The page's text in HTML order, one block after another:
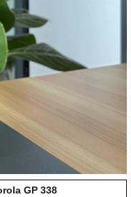
GP 338